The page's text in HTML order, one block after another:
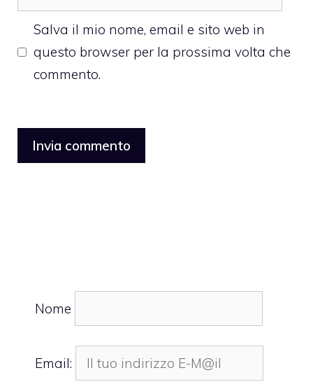
web
Salva il mio nome, email e sito web in
questo browser per la prossima volta che
commento.
Nome
Email: